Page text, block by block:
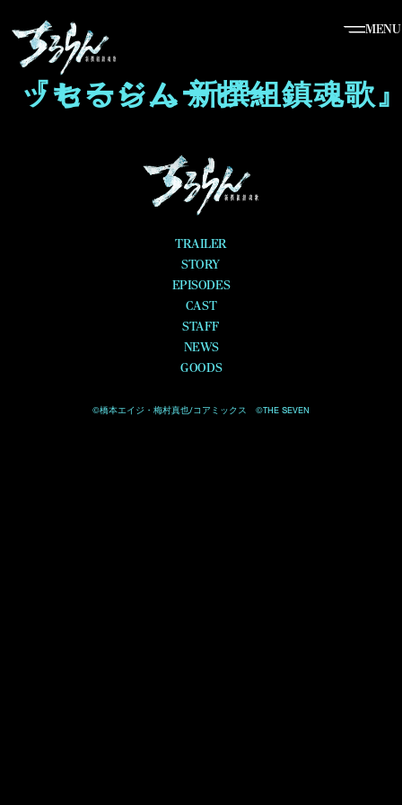
MENU
『ちるらん 新撰組鎮魂歌』メッセージムービー
TRAILER
STORY
EPISODES
CAST
STAFF
NEWS
GOODS
©橋本エイジ・梅村真也/コアミックス ©THE SEVEN